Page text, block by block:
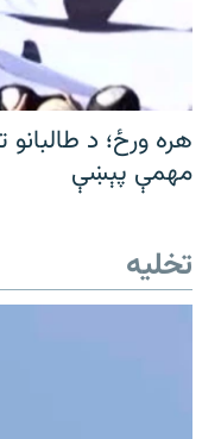
هره ورځ؛ د طالبانو
مهمې پېښې
تخلیه